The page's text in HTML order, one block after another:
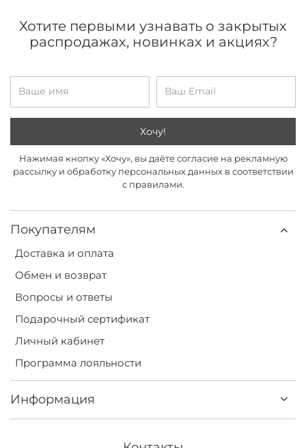
Покупателям
Доставка и оплата
Обмен и возврат
Вопросы и ответы
Подарочный сертификат
Личный кабинет
Программа лояльности
Информация
Хотите первыми узнавать о закрытых
распродажах, новинках и акциях?
Хочу!
Нажимая кнопку «Хочу», вы даёте согласие на рекламную
рассылку и обработку персональных данных в соответствии
с правилами.